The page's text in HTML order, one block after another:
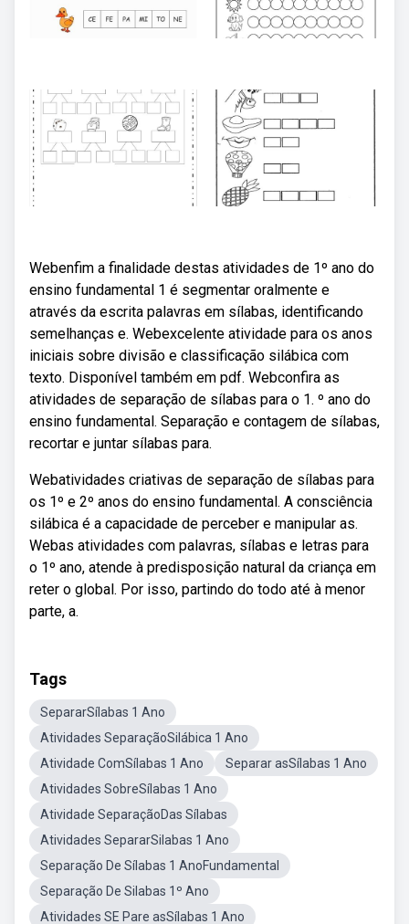
Webenfim a finalidade destas atividades de 1º ano do
ensino fundamental 1 é segmentar oralmente e
através da escrita palavras em sílabas, identificando
semelhanças e. Webexcelente atividade para os anos
iniciais sobre divisão e classificação silábica com
texto. Disponível também em pdf. Webconfira as
atividades de separação de sílabas para o 1. º ano do
ensino fundamental. Separação e contagem de sílabas,
recortar e juntar sílabas para.
Webatividades criativas de separação de sílabas para
os 1º e 2º anos do ensino fundamental. A consciência
silábica é a capacidade de perceber e manipular as.
Webas atividades com palavras, sílabas e letras para
o 1º ano, atende à predisposição natural da criança em
reter o global. Por isso, partindo do todo até à menor
parte, a.
Tags
SepararSílabas 1 Ano
Atividades SeparaçãoSilábica 1 Ano
Atividade ComSílabas 1 Ano
Separar asSílabas 1 Ano
Atividades SobreSílabas 1 Ano
Atividade SeparaçãoDas Sílabas
Atividades SepararSilabas 1 Ano
Separação De Sílabas 1 AnoFundamental
Separação De Silabas 1º Ano
Atividades SE Pare asSílabas 1 Ano